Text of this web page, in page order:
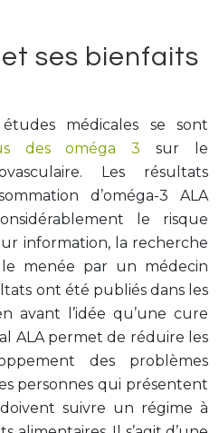
ses bienfaits
médicales se sont
des oméga 3 sur le
Les résultats
d’oméga-3 ALA
le risque
information, la recherche
menée par un médecin
ont été publiés dans les
avant l’idée qu’une cure
ALA permet de réduire les
des problèmes
personnes qui présentent
suivre un régime à